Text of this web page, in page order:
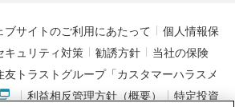
ブサイトのご利用にあたって
個人情報保
キュリティ対策 勧誘方針
当社の保険
友トラストグループ「カスタマーハラスメ
利益相反管理方針（概要）
特定投資